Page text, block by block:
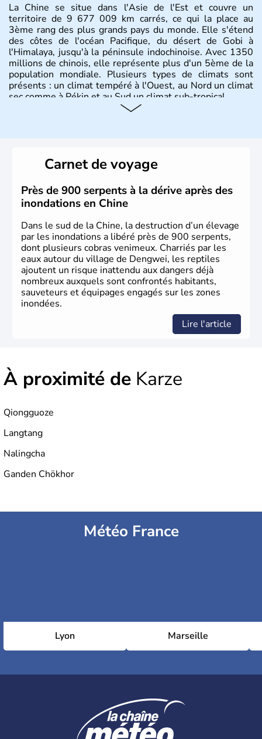
La Chine se situe dans l'Asie de l'Est et couvre un
territoire de 9 677 009 km carrés, ce qui la place au
3ème rang des plus grands pays du monde. Elle s'étend
des côtes de l'océan Pacifique, du désert de Gobi à
l'Himalaya, jusqu'à la péninsule indochinoise. Avec 1350
millions de chinois, elle représente plus d'un 5ème de la
population mondiale. Plusieurs types de climats sont
présents : un climat tempéré à l'Ouest, au Nord un climat
sec comme à Pékin et au Sud un climat sub-tropical.
dynasties. La dynastie Qing a été la dernière à régner
jusqu'aux guerres de l'opium lorsque la Chine s'est
constituée comme nation et a retrouvé son indépendance
en 1945. Illustre pays en matière d'inventions avant-
gardistes, la Chine a été la première utilisatrice du papier,
de l'imprimerie à caractères mobiles, de la boussole et de
la poudre à canon.
Carnet de voyage
Près de 900 serpents à la dérive après des
inondations en Chine
Dans le sud de la Chine, la destruction d’un élevage
par les inondations a libéré près de 900 serpents,
dont plusieurs cobras venimeux. Charriés par les
eaux autour du village de Dengwei, les reptiles
ajoutent un risque inattendu aux dangers déjà
nombreux auxquels sont confrontés habitants,
sauveteurs et équipages engagés sur les zones
inondées.
Lire l'article
À proximité de Karze
Qiongguoze
Langtang
Nalingcha
Ganden Chökhor
Météo France
Lyon Marseille